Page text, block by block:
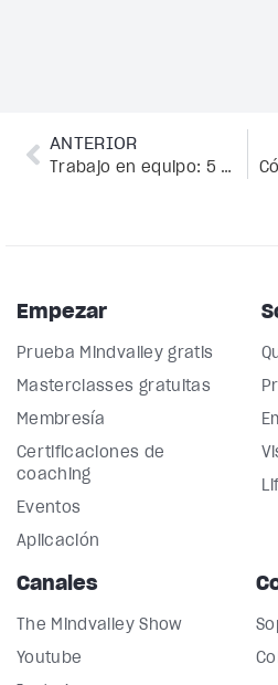
ANTERIOR
Trabajo en equipo: 5 tips para gestionar un equipo feliz
Empezar
Prueba Mindvalley gratis
Masterclasses gratuitas
Membresía
Certificaciones de
coaching
Eventos
Aplicación
Canales
The Mindvalley Show
Youtube